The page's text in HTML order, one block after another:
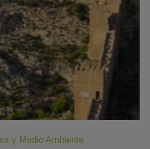
y Medio Ambiente